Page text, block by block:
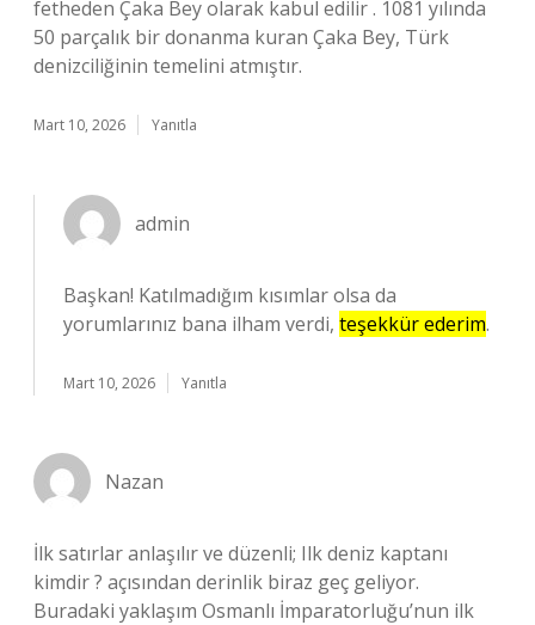
fetheden Çaka Bey olarak kabul edilir . 1081 yılında
50 parçalık bir donanma kuran Çaka Bey, Türk
denizciliğinin temelini atmıştır.
Mart 10, 2026 Yanıtla
admin
Başkan! Katılmadığım kısımlar olsa da
yorumlarınız bana ilham verdi, teşekkür ederim.
Mart 10, 2026 Yanıtla
Nazan
İlk satırlar anlaşılır ve düzenli; Ilk deniz kaptanı
kimdir ? açısından derinlik biraz geç geliyor.
Buradaki yaklaşım Osmanlı İmparatorluğu’nun ilk